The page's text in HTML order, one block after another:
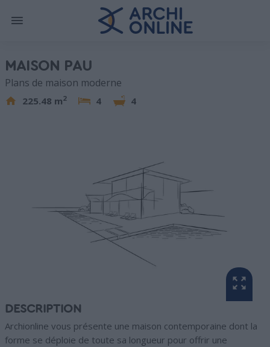
MAISON PAU
Plans de maison moderne
225.48 m2 4 4
DESCRIPTION
Archionline vous présente une maison contemporaine dont la
forme se déploie de toute sa longueur pour offrir une